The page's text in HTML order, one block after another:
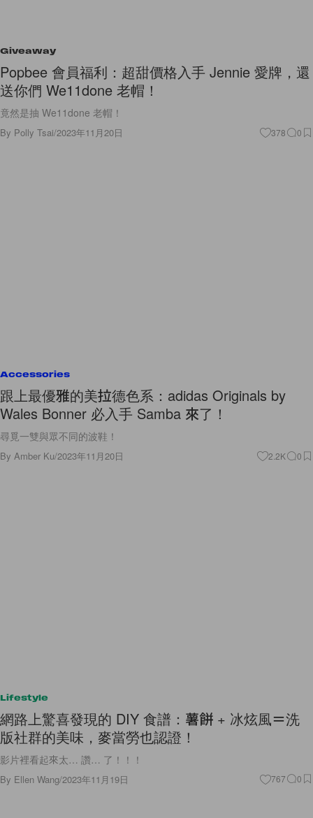
Giveaway
Popbee 會員福利：超甜價格入手 Jennie 愛牌，還
送你們 We11done 老帽！
竟然是抽 We11done 老帽！
By Polly Tsai/2023年11月20日 378 0
Accessories
跟上最優雅的美拉德色系：adidas Originals by
Wales Bonner 必入手 Samba 來了！
尋覓一雙與眾不同的波鞋！
By Amber Ku/2023年11月20日 2.2K 0
Lifestyle
網路上驚喜發現的 DIY 食譜：薯餅 + 冰炫風＝洗
版社群的美味，麥當勞也認證！
影片裡看起來太… 讚… 了！！！
By Ellen Wang/2023年11月19日 767 0